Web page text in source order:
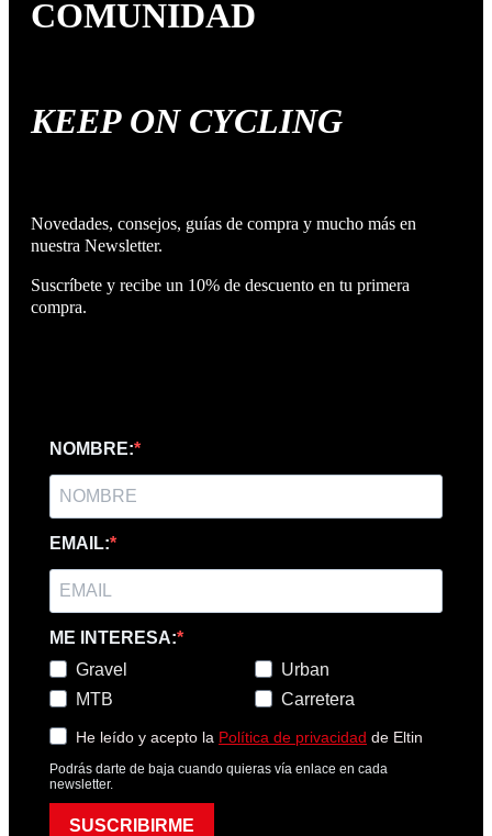
COMUNIDAD
KEEP ON CYCLING
Novedades, consejos, guías de compra y mucho más en
nuestra Newsletter.
Suscríbete y recibe un 10% de descuento en tu primera
compra.
NOMBRE:
EMAIL:
ME INTERESA:
Gravel
MTB
Urban
Carretera
He leído y acepto la Política de privacidad de Eltin
Podrás darte de baja cuando quieras vía enlace en cada
newsletter.
SUSCRIBIRME